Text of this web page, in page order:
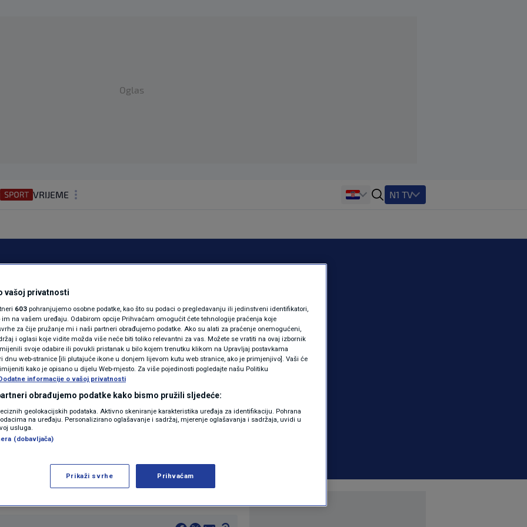
Oglas
VRIJEME
REGIJA
MAGAZIN
KOLUMNE
N1(DIS)INFO
KLIMATSKE PROMJENE
FOTO
VIDEO
N1 TV
to desnica misli
u autonomiju
VIJESTI 1 komentar
Više
Rada Borić, gostovala je u studiju
s kojim je razgovarala o temi
fakultetu u Zagrebu.
vašoj privatnosti
603 pohranjujemo osobne podatke, kao što su podaci o pregledavanju ili jedinstveni identifikatori,
na vašem uređaju. Odabirom opcije Prihvaćam omogućit ćete tehnologije praćenja koje
za čije pružanje mi i naši partneri obrađujemo podatke. Ako su alati za praćenje onemogućeni,
i oglasi koje vidite možda više neće biti toliko relevantni za vas. Možete se vratiti na ovaj izbornik
svoje odabire ili povukli pristanak u bilo kojem trenutku klikom na Upravljaj postavkama
dnu web-stranice [ili plutajuće ikone u donjem lijevom kutu web stranice, ako je primjenjivo]. Vaši će
kako je opisano u dijelu Web-mjesto. Za više pojedinosti pogledajte našu Politiku
informacije o vašoj privatnosti
obrađujemo podatke kako bismo pružili sljedeće:
geolokacijskih podataka. Aktivno skeniranje karakteristika uređaja za identifikaciju. Pohrana
na uređaju. Personalizirano oglašavanje i sadržaj, mjerenje oglašavanja i sadržaja, uvidi u
usluga.
(dobavljača)
Prikaži svrhe Prihvaćam